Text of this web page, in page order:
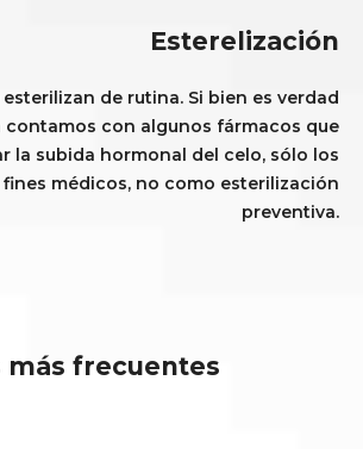
Esterelización
de rutina. Si bien es verdad
contamos con algunos fármacos que
la subida hormonal del celo, sólo los
médicos, no como esterilización
preventiva.
más frecuentes